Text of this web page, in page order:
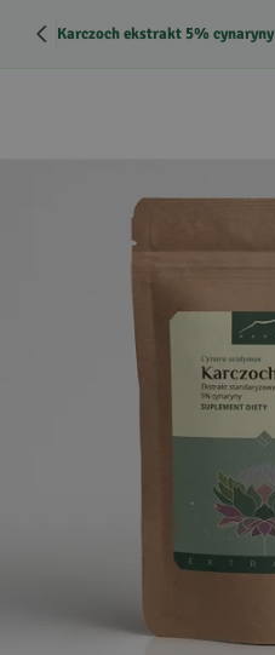
Karczoch ekstrakt 5% cynaryny